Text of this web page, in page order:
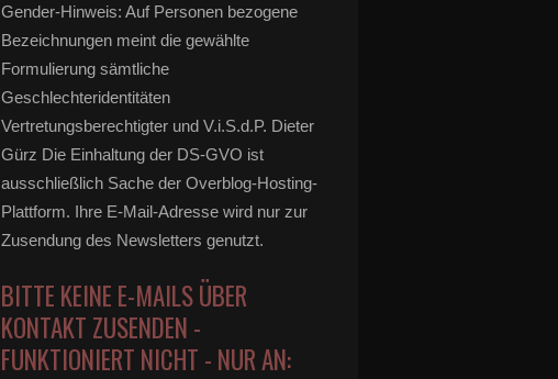
Gender-Hinweis: Auf Personen bezogene
Bezeichnungen meint die gewählte
Formulierung sämtliche
Geschlechteridentitäten
Vertretungsberechtigter und V.i.S.d.P. Dieter
Gürz Die Einhaltung der DS-GVO ist
ausschließlich Sache der Overblog-Hosting-
Plattform. Ihre E-Mail-Adresse wird nur zur
Zusendung des Newsletters genutzt.
BITTE KEINE E-MAILS ÜBER
KONTAKT ZUSENDEN -
FUNKTIONIERT NICHT - NUR AN: